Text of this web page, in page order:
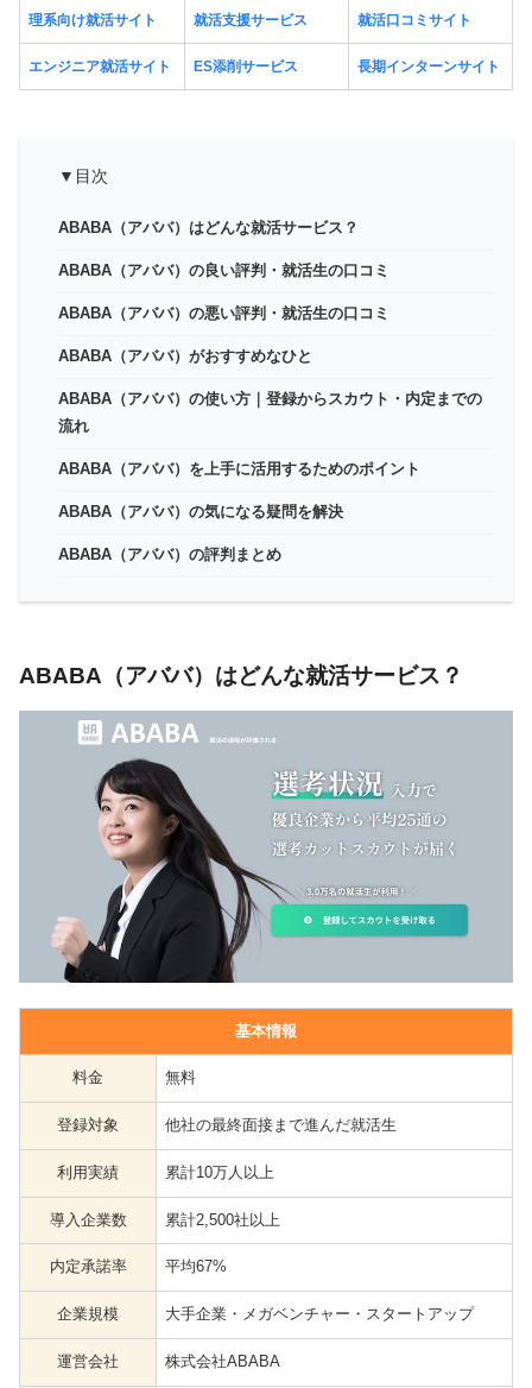
理系向け就活サイト 就活支援サービス 就活口コミサイト
エンジニア就活サイト ES添削サービス 長期インターンサイト
▼目次
ABABA（アババ）はどんな就活サービス？
ABABA（アババ）の良い評判・就活生の口コミ
ABABA（アババ）の悪い評判・就活生の口コミ
ABABA（アババ）がおすすめなひと
ABABA（アババ）の使い方｜登録からスカウト・内定までの
流れ
ABABA（アババ）を上手に活用するためのポイント
ABABA（アババ）の気になる疑問を解決
ABABA（アババ）の評判まとめ
ABABA（アババ）はどんな就活サービス？
基本情報
料金 無料
登録対象 他社の最終面接まで進んだ就活生
利用実績 累計10万人以上
導入企業数 累計2,500社以上
内定承諾率 平均67%
企業規模 大手企業・メガベンチャー・スタートアップ
運営会社 株式会社ABABA